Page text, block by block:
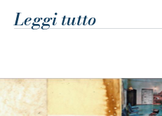
Leggi tutto